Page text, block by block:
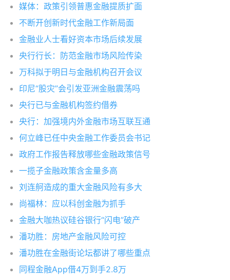
媒体：政策引领普惠金融提质扩面
不断开创新时代金融工作新局面
金融业人士看好资本市场后续发展
央行行长：防范金融市场风险传染
万科拟于明日与金融机构召开会议
印尼“股灾”会引发亚洲金融震荡吗
央行已与金融机构签约借券
央行：加强境内外金融市场互联互通
何立峰已任中央金融工作委员会书记
政府工作报告释放哪些金融政策信号
一揽子金融政策含金量多高
刘连舸造成的重大金融风险有多大
尚福林：应以科创金融为抓手
金融大咖热议硅谷银行“闪电”破产
潘功胜：房地产金融风险可控
潘功胜在金融街论坛都讲了哪些重点
同程金融App借4万到手2.8万